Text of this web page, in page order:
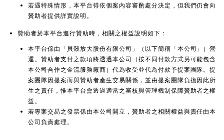
若遇特殊情形，本平台得依個案內容審酌處分決定，但我們仍會向
贊助者提供詳實說明。
贊助者於本平台進行贊助時，相關之權益說明如下：
本平台係由「貝殼放大股份有限公司」（以下簡稱「本公司」）營
運。贊助者支付之款項將透過本公司（按不同付款方式另可能包含
本公司合作之金流服務廠商）代為收受並代為付款予提案團隊。提
案團隊因提案而與贊助者產生交易關係，並由提案團隊負擔因此所
生之責任，惟本平台會透過適當之審核與管理機制保障贊助者之權
益。
若專案交易之發票係由本公司開立，贊助者之相關權益與責任由本
公司負責處理。